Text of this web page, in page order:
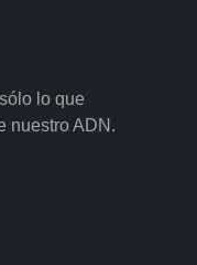
lo que
nuestro ADN.